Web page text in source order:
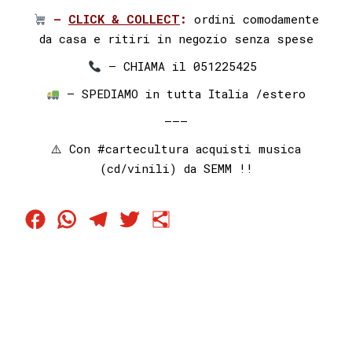
– CLICK & COLLECT :ordini comodamente
da casa e ritiri in negozio senza spese
– CHIAMA il 051225425⁣⁣ ⁣⁣
– SPEDIAMO in tutta Italia /estero
———
⚠️ Con #cartecultura acquisti musica
(cd/vinili) da SEMM !!
Facebook
WhatsApp
Telegram
Twitter